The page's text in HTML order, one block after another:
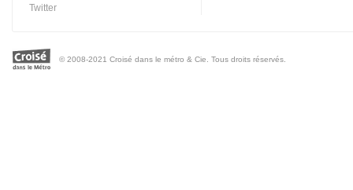
Twitter
© 2008-2021 Croisé dans le métro & Cie. Tous droits réservés.